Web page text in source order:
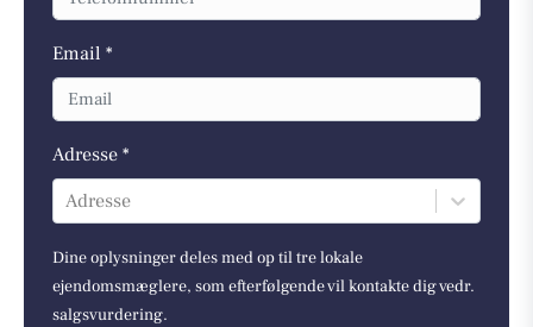
Email *
Adresse *
Adresse
Dine oplysninger deles med op til tre lokale
ejendomsmæglere, som efterfølgende vil kontakte dig vedr.
salgsvurdering.